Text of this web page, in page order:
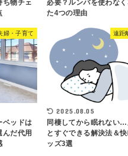
ち物チェ
必要？ルンバを使わなく
た4つの理由
婦・子育て
ベッドは
んだ代用
遠距
2025.08.05
同棲してから眠れない…
とすぐできる解決法＆
ッズ3選